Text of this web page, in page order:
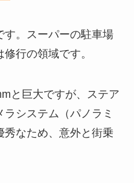
す。スーパーの駐車場
行の領域です。
と巨大ですが、ステア
システム（パノラミ
秀なため、意外と街乗